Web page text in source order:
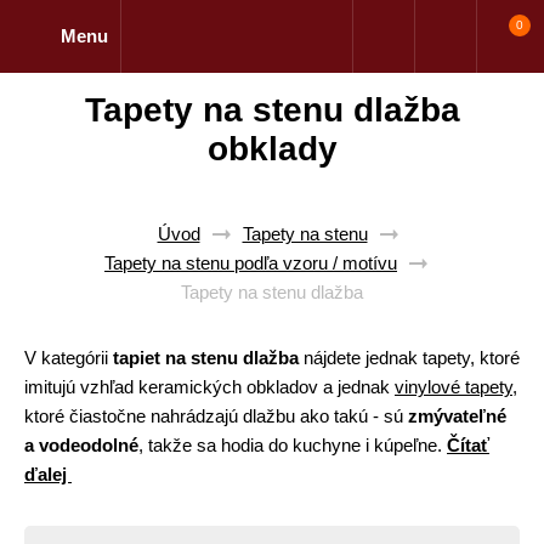
Menu
0
Tapety na stenu dlažba
obklady
Úvod
Tapety na stenu
Tapety na stenu podľa vzoru / motívu
Tapety na stenu dlažba
V kategórii tapiet na stenu dlažbanájdete jednak tapety, ktoré
imitujú vzhľad keramických obkladov a jednak vinylové tapety,
ktoré čiastočne nahrádzajú dlažbu ako takú - sú zmývateľné
a vodeodolné, takže sa hodia do kuchyne i kúpeľne. Čítať
ďalej